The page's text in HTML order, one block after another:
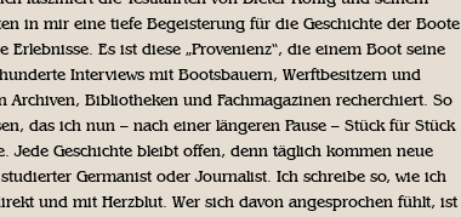
in mir eine tiefe Begeisterung für die Geschichte der Boote
Es ist diese „Provenienz“, die einem Boot seine
Interviews mit Bootsbauern, Werftbesitzern und
Archiven, Bibliotheken und Fachmagazinen recherchiert. So
das ich nun – nach einer längeren Pause – Stück für Stück
Jede Geschichte bleibt offen, denn täglich kommen neue
Germanist oder Journalist. Ich schreibe so, wie ich
und mit Herzblut. Wer sich davon angesprochen fühlt, ist